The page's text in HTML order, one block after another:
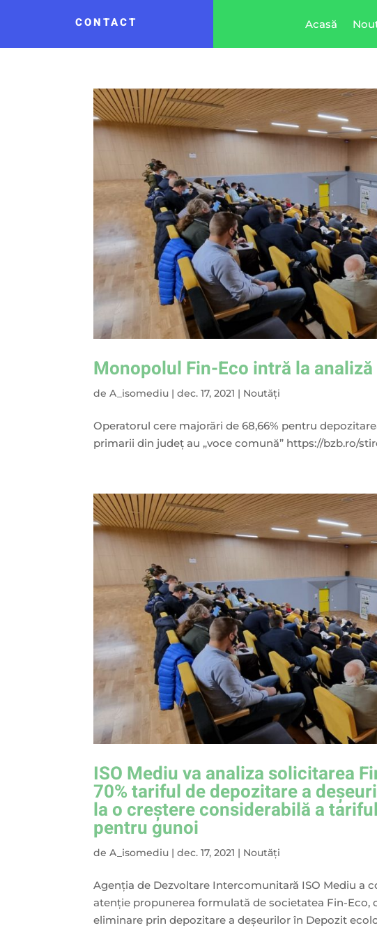
CONTACT Acasă
Monopolul Fin-Eco intră la analiză
deA_isomediu |dec. 17, 2021 | Noutăți
Operatorul cere majorări de 68,66% pentru
primarii din judeţ au „voce comună” https://bzb.ro/
ISO Mediu va analiza solicitarea
70% tariful de depozitare a
la o creștere considerabilă a
pentru gunoi
deA_isomediu |dec. 17, 2021 | Noutăți
Agenția de Dezvoltare Intercomunitară ISO Mediu a
atenție propunerea formulată de societatea Fin-Eco,
eliminare prin depozitare a deşeurilor în Depozit